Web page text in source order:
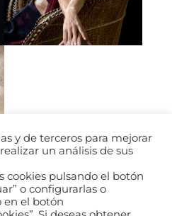
y de terceros para mejorar
un análisis de sus
cookies pulsando el botón
o configurarlas o
en el botón